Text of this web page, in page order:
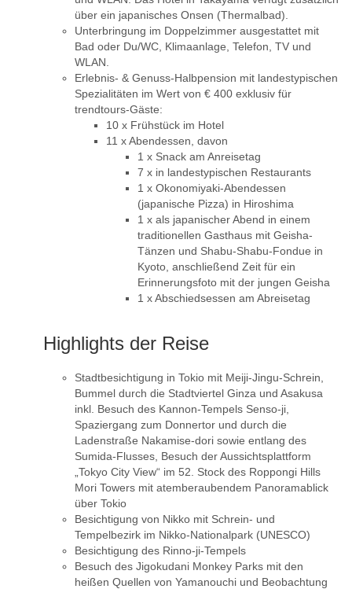
über ein japanisches Onsen (Thermalbad).
Unterbringung im Doppelzimmer ausgestattet mit
Bad oder Du/WC, Klimaanlage, Telefon, TV und
WLAN.
Erlebnis- & Genuss-Halbpension mit landestypischen
Spezialitäten im Wert von € 400 exklusiv für
trendtours-Gäste:
10 x Frühstück im Hotel
11 x Abendessen, davon
1 x Snack am Anreisetag
7 x in landestypischen Restaurants
1 x Okonomiyaki-Abendessen
(japanische Pizza) in Hiroshima
1 x als japanischer Abend in einem
traditionellen Gasthaus mit Geisha-
Tänzen und Shabu-Shabu-Fondue in
Kyoto, anschließend Zeit für ein
Erinnerungsfoto mit der jungen Geisha
1 x Abschiedsessen am Abreisetag
Highlights der Reise
Stadtbesichtigung in Tokio mit Meiji-Jingu-Schrein,
Bummel durch die Stadtviertel Ginza und Asakusa
inkl. Besuch des Kannon-Tempels Senso-ji,
Spaziergang zum Donnertor und durch die
Ladenstraße Nakamise-dori sowie entlang des
Sumida-Flusses, Besuch der Aussichtsplattform
„Tokyo City View“ im 52. Stock des Roppongi Hills
Mori Towers mit atemberaubendem Panoramablick
über Tokio
Besichtigung von Nikko mit Schrein- und
Tempelbezirk im Nikko-Nationalpark (UNESCO)
Besichtigung des Rinno-ji-Tempels
Besuch des Jigokudani Monkey Parks mit den
heißen Quellen von Yamanouchi und Beobachtung